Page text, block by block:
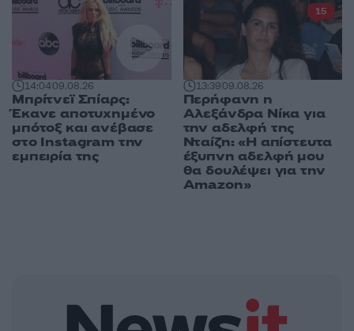
14:0409.08.26
Μπρίτνεϊ Σπίαρς:
Έκανε αποτυχημένο
μπότοξ και ανέβασε
στο Instagram την
εμπειρία της
13:3909.08.26
Περήφανη η
Αλεξάνδρα Νίκα για
την αδελφή της
Νταίζη: «Η απίστευτα
έξυπνη αδελφή μου
θα δουλέψει για την
Amazon»
15